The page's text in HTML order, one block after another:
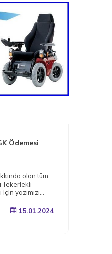
Ödemesi
olan tüm
Tekerlekli
yazımızı
15.01.2024